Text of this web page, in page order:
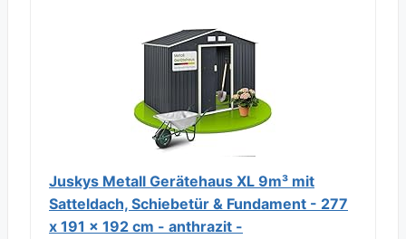
Juskys Metall Gerätehaus XL 9m³ mit
Satteldach, Schiebetür & Fundament - 277
x 191 x 192 cm - anthrazit -